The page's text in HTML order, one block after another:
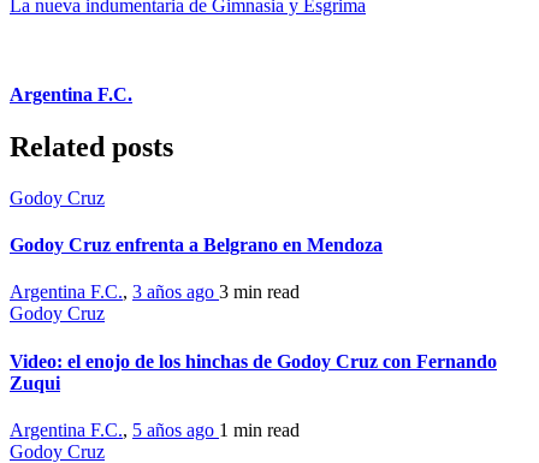
La nueva indumentaria de Gimnasia y Esgrima
Argentina F.C.
Related posts
Godoy Cruz
Godoy Cruz enfrenta a Belgrano en Mendoza
Argentina F.C., 3 años ago 3 min read
Godoy Cruz
Video: el enojo de los hinchas de Godoy Cruz con Fernando
Zuqui
Argentina F.C., 5 años ago 1 min read
Godoy Cruz